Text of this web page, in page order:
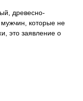
древесно-
которые не
это заявление о